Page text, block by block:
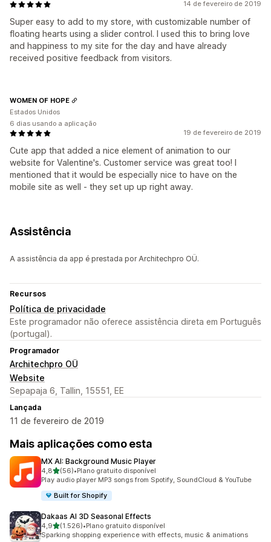
14 de fevereiro de 2019
Super easy to add to my store, with customizable number of
floating hearts using a slider control. I used this to bring love
and happiness to my site for the day and have already
received positive feedback from visitors.
19 de fevereiro de 2019
Cute app that added a nice element of animation to our
website for Valentine's. Customer service was great too! I
mentioned that it would be especially nice to have on the
mobile site as well - they set up up right away.
WOMEN OF HOPE
Estados Unidos
6 dias usando a aplicação
Assistência
A assistência da app é prestada por Architechpro OÜ.
Recursos
Política de privacidade
Este programador não oferece assistência direta em Português
(portugal).
Programador
Architechpro OÜ
Website
Sepapaja 6, Tallin, 15551, EE
Lançada
11 de fevereiro de 2019
Mais aplicações como esta
MX AI: Background Music Player
4,8de 5 estrelas
(56)
56 total de avaliações
•Plano gratuito disponível
Play audio player MP3 songs from Spotify, SoundCloud & YouTube
Built for Shopify
Dakaas AI 3D Seasonal Effects
4,9de 5 estrelas
(1.526)
1526 total de avaliações
•Plano gratuito disponível
Sparking shopping experience with effects, music & animations